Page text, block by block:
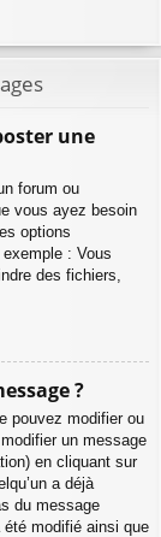
une
forum ou
vous ayez besoin
options
: Vous
des fichiers,
?
pouvez modifier ou
un message
en cliquant sur
a déjà
du message
été modifié ainsi que